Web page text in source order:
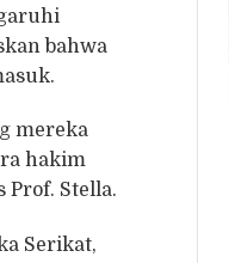
bahwa
mereka
hakim
Prof. Stella.
Serikat,